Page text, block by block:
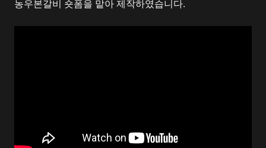
농우본갈비 숏폼을 맡아 제작하였습니다.